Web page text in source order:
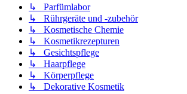
↳ Parfümlabor
↳ Rührgeräte und -zubehör
↳ Kosmetische Chemie
↳ Kosmetikrezepturen
↳ Gesichtspflege
↳ Haarpflege
↳ Körperpflege
↳ Dekorative Kosmetik